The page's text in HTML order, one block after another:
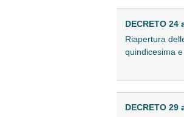
DECRETO 24
Riapertura
quindicesima
DECRETO 29